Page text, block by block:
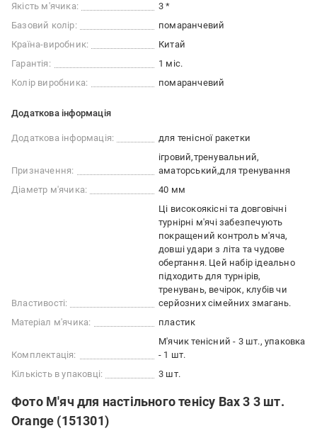
Якість м'ячика:
3 *
Базовий колір:
помаранчевий
Країна-виробник:
Китай
Гарантія:
1 міс.
Колір виробника:
помаранчевий
Додаткова інформація
Додаткова інформація: для тенісної ракетки
Призначення:
ігровий тренувальний
аматорський для тренування
Діаметр м'ячика:
40 мм
Властивості:
Ці високоякісні та довговічні
турнірні м'ячі забезпечують
покращений контроль м'яча,
довші удари з літа та чудове
обертання. Цей набір ідеально
підходить для турнірів,
тренувань, вечірок, клубів чи
серйозних сімейних змагань.
Матеріал м'ячика:
пластик
Комплектація:
М'ячик тенісний - 3 шт., упаковка
- 1 шт.
Кількість в упаковці:
3 шт.
Фото М'яч для настільного тенісу Bax 3 3 шт.
Orange (151301)